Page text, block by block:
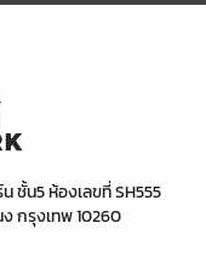
ชั้น5 ห้องเลขที่ SH555
กรุงเทพ 10260